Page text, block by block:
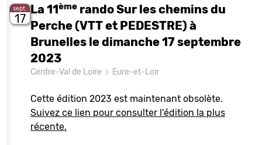
sept.
17
La 11ème rando Sur les chemins du
Perche (VTT et PEDESTRE) à
Brunelles le dimanche 17 septembre
2023
Centre-Val de Loire Eure-et-Loir
Cette édition 2023 est maintenant obsolète.
Suivez ce lien pour consulter l'édition la plus
récente.